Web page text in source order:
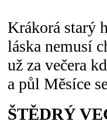
Krákorá starý
láska nemusí
už za večera
a půl Měsíce
ŠTĚDRÝ